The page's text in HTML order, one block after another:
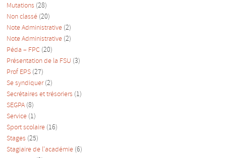
Mutations (28)
Non classé (20)
Note Administrative (2)
Note Administrative (2)
Péda – FPC (20)
Présentation de la FSU (3)
Prof EPS (27)
Se syndiquer(2)
Secrétaires et trésoriers (1)
SEGPA (8)
Service (1)
Sport scolaire (16)
Stages (25)
Stagiaire de l'académie (6)